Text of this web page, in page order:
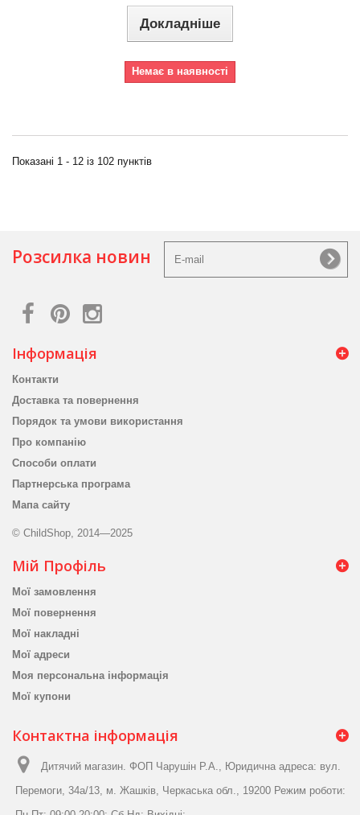
Докладніше
Немає в наявності
Показані 1 - 12 із 102 пунктів
Розсилка новин
Інформація
Контакти
Доставка та повернення
Порядок та умови використання
Про компанію
Способи оплати
Партнерська програма
Мапа сайту
© ChildShop, 2014—2025
Мій Профіль
Мої замовлення
Мої повернення
Мої накладні
Мої адреси
Моя персональна інформація
Мої купони
Контактна інформація
Дитячий магазин. ФОП Чарушін Р.А., Юридична адреса: вул.
Перемоги, 34а/13, м. Жашків, Черкаська обл., 19200 Режим роботи: